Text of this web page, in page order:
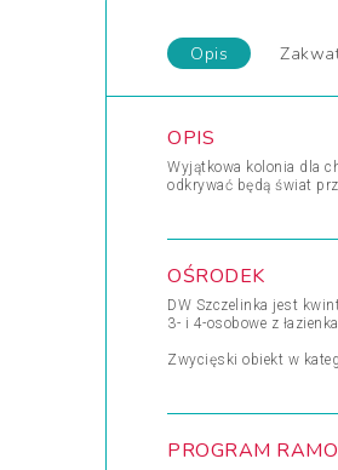
Opis
OPIS
Wyjątkowa kolonia dla
odkrywać będą świat
OŚRODEK
DW Szczelinka jest
3- i 4-osobowe z
Zwycięski obiekt w
PROGRAM